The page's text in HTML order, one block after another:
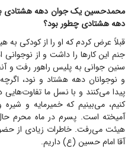
محمد‌حسین یک جوان دهه هشتادی
دهه هشتادی چطور بود؟
قبلاً عرض کردم که او را از کودکی
جنم این کار‌ها را داشت و از
سنین جوانی به پلیس راهور رفت و
و نوجوانان دهه هشتاد و نود،
پیدا می‌کنند و با نسل ما تفاوت‌هایی
کنیم، می‌بینیم که خمیرمایه و
آمیخته است. پسرم در ماه محرم
هیئت می‌رفت. خاطرات زیادی از
آقا امام حسین (ع) داریم.